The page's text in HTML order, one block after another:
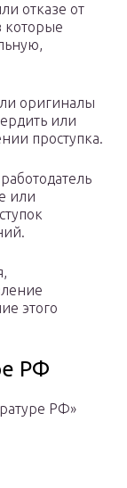
отказе от
которые
оригиналы
или
проступка.
или
этого
РФ
РФ»